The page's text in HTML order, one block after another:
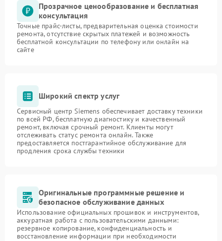
Прозрачное ценообразование и бесплатная
консультация
Точные прайс-листы, предварительная оценка стоимости
ремонта, отсутствие скрытых платежей и возможность
бесплатной консультации по телефону или онлайн на
сайте
Широкий спектр услуг
Сервисный центр Siemens обеспечивает доставку техники
по всей РФ, бесплатную диагностику и качественный
ремонт, включая срочный ремонт. Клиенты могут
отслеживать статус ремонта онлайн. Также
предоставляется постгарантийное обслуживание для
продления срока службы техники
Оригинальные программные решение и
безопасное обслуживание данных
Использование официальных прошивок и инструментов,
аккуратная работа с пользовательскими данными:
резервное копирование, конфиденциальность и
восстановление информации при необходимости